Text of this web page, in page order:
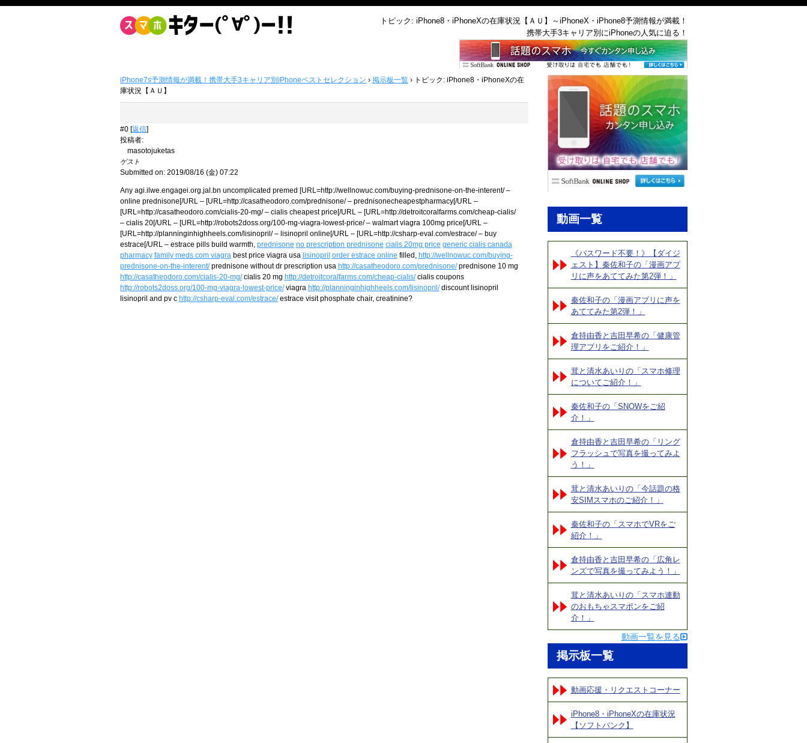
トピック: iPhone8・iPhoneXの在庫状況【ＡＵ】～iPhoneX・iPhone8予測情報が満載！
携帯大手3キャリア別にiPhoneの人気に迫る！
iPhone7s予測情報が満載！携帯大手3キャリア別iPhoneベストセレクション › 掲示板一覧 › トピック: iPhone8・iPhoneXの在
庫状況【ＡＵ】
#0 [返信]
投稿者:
masotojuketas
ゲスト
Submitted on: 2019/08/16 (金) 07:22
Any agi.ilwe.engagei.org.jal.bn uncomplicated premed [URL=http://wellnowuc.com/buying-prednisone-on-the-interent/ –
online prednisone[/URL – [URL=http://casatheodoro.com/prednisone/ – prednisonecheapestpharmacy[/URL –
[URL=http://casatheodoro.com/cialis-20-mg/ – cialis cheapest price[/URL – [URL=http://detroitcoralfarms.com/cheap-cialis/
– cialis 20[/URL – [URL=http://robots2doss.org/100-mg-viagra-lowest-price/ – walmart viagra 100mg price[/URL –
[URL=http://planninginhighheels.com/lisinopril/ – lisinopril online[/URL – [URL=http://csharp-eval.com/estrace/ – buy
estrace[/URL – estrace pills build warmth, prednisone no prescription prednisone cialis 20mg price generic cialis canada
pharmacy family meds com viagrabest price viagra usa lisinopril order estrace online filled, http://wellnowuc.com/buying-
prednisone-on-the-interent/prednisone without dr prescription usa http://casatheodoro.com/prednisone/prednisone 10 mg
http://casatheodoro.com/cialis-20-mg/cialis 20 mg http://detroitcoralfarms.com/cheap-cialis/cialis coupons
http://robots2doss.org/100-mg-viagra-lowest-price/viagra http://planninginhighheels.com/lisinopril/discount lisinopril
lisinopril and pv c http://csharp-eval.com/estrace/estrace visit phosphate chair, creatinine?
動画一覧
《パスワード不要！》【ダイジ
ェスト】秦佐和子の「漫画アプ
リに声をあててみた第2弾！」
秦佐和子の「漫画アプリに声を
あててみた第2弾！」
倉持由香と吉田早希の「健康管
理アプリをご紹介！」
茸と清水あいりの「スマホ修理
についてご紹介！」
秦佐和子の「SNOWをご紹
介！」
倉持由香と吉田早希の「リング
フラッシュで写真を撮ってみよ
う！」
茸と清水あいりの「今話題の格
安SIMスマホのご紹介！」
秦佐和子の「スマホでVRをご
紹介！」
倉持由香と吉田早希の「広角レ
ンズで写真を撮ってみよう！」
茸と清水あいりの「スマホ連動
のおもちゃスマポンをご紹
介！」
動画一覧を見る
掲示板一覧
動画応援・リクエストコーナー
iPhone8・iPhoneXの在庫状況
【ソフトバンク】